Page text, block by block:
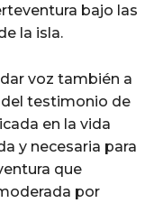
bajo las
la isla.
voz también a
del testimonio de
en la vida
y necesaria para
que
por